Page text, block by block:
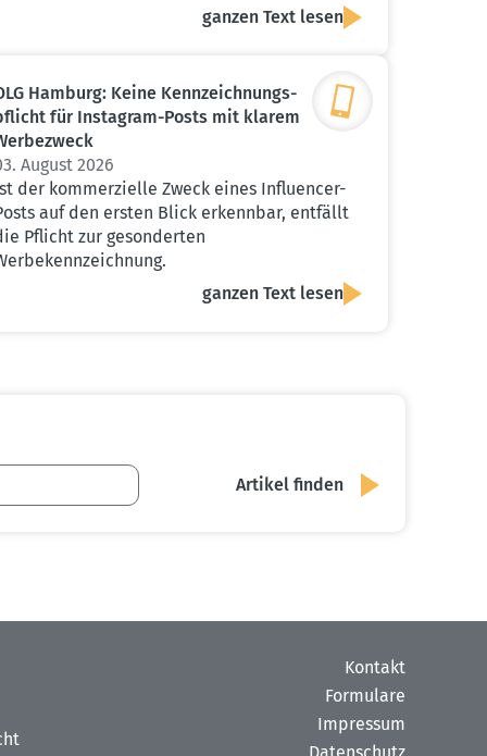
ganzen Text lesen
Hamburg: Keine Kennzeich­nungs­
für Instagram-Posts mit klarem
August 2026
der kommerzielle Zweck eines Influencer-
auf den ersten Blick erkennbar, entfällt
Pflicht zur gesonderten
ganzen Text lesen
Kontakt
Formulare
Impressum